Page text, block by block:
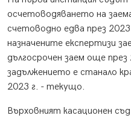
осчетоводяването на
счетоводно едва през
назначените експертизи
дългосрочен заем още
задължението е станало
2023 г. - текущо.
Върховният касационен